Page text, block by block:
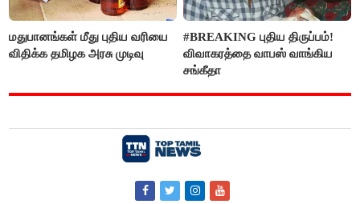
மதுபானங்கள் மீது புதிய வரியை
விதிக்க தமிழக அரசு முடிவு
#BREAKING புதிய திருப்பம்!
விவாகரத்தை வாபஸ் வாங்கிய
சங்கீதா